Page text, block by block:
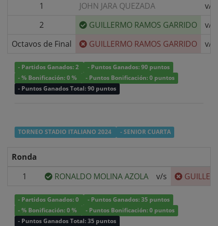
1
JOHN JARA QUEZADA
v/s
2
GUILLERMO RAMOS GARRIDO
v/s
Octavos de Final
GUILLERMO RAMOS GARRIDO v/s
- Partidos Ganados: 2
- Puntos Ganados: 90 puntos
- % Bonificación: 0 %
- Puntos Bonificación: 0 puntos
- Puntos Ganados Total: 90 puntos
TORNEO STADIO ITALIANO 2024 - SENIOR CUARTA
Ronda
1
RONALDO MOLINA AZOLA v/s
- Partidos Ganados: 0
- Puntos Ganados: 35 puntos
- % Bonificación: 0 %
- Puntos Bonificación: 0 puntos
- Puntos Ganados Total: 35 puntos